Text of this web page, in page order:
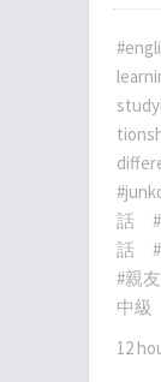
話
話
#親友
中級
12